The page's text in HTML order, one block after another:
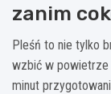
zanim
Pleśń to nie tylko
wzbić w powietrze
minut